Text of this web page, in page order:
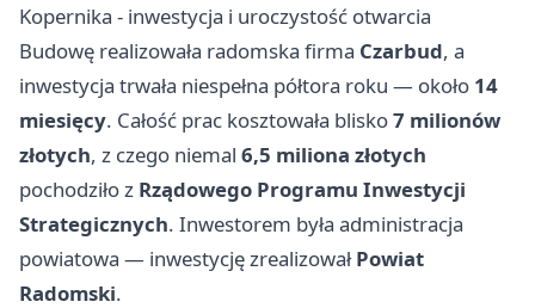
Kopernika - inwestycja i uroczystość otwarcia
Budowę realizowała radomska firma Czarbud, a
inwestycja trwała niespełna półtora roku — około 14
miesięcy. Całość prac kosztowała blisko7 milionów
złotych, z czego niemal 6,5 miliona złotych
pochodziło z Rządowego Programu Inwestycji
Strategicznych. Inwestorem była administracja
powiatowa — inwestycję zrealizowałPowiat
Radomski.